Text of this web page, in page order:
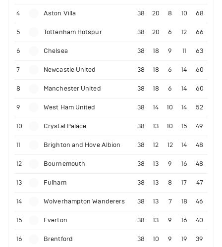
4 Aston Villa 38 20 8 10 68
5 Tottenham Hotspur 38 20 6 12 66
6 Chelsea 38 18 9 11 63
7 Newcastle United 38 18 6 14 60
8 Manchester United 38 18 6 14 60
9 West Ham United 38 14 10 14 52
10 Crystal Palace 38 13 10 15 49
11 Brighton and Hove Albion 38 12 12 14 48
12 Bournemouth 38 13 9 16 48
13 Fulham 38 13 8 17 47
14 Wolverhampton Wanderers 38 13 7 18 46
15 Everton 38 13 9 16 40
16 Brentford 38 10 9 19 39